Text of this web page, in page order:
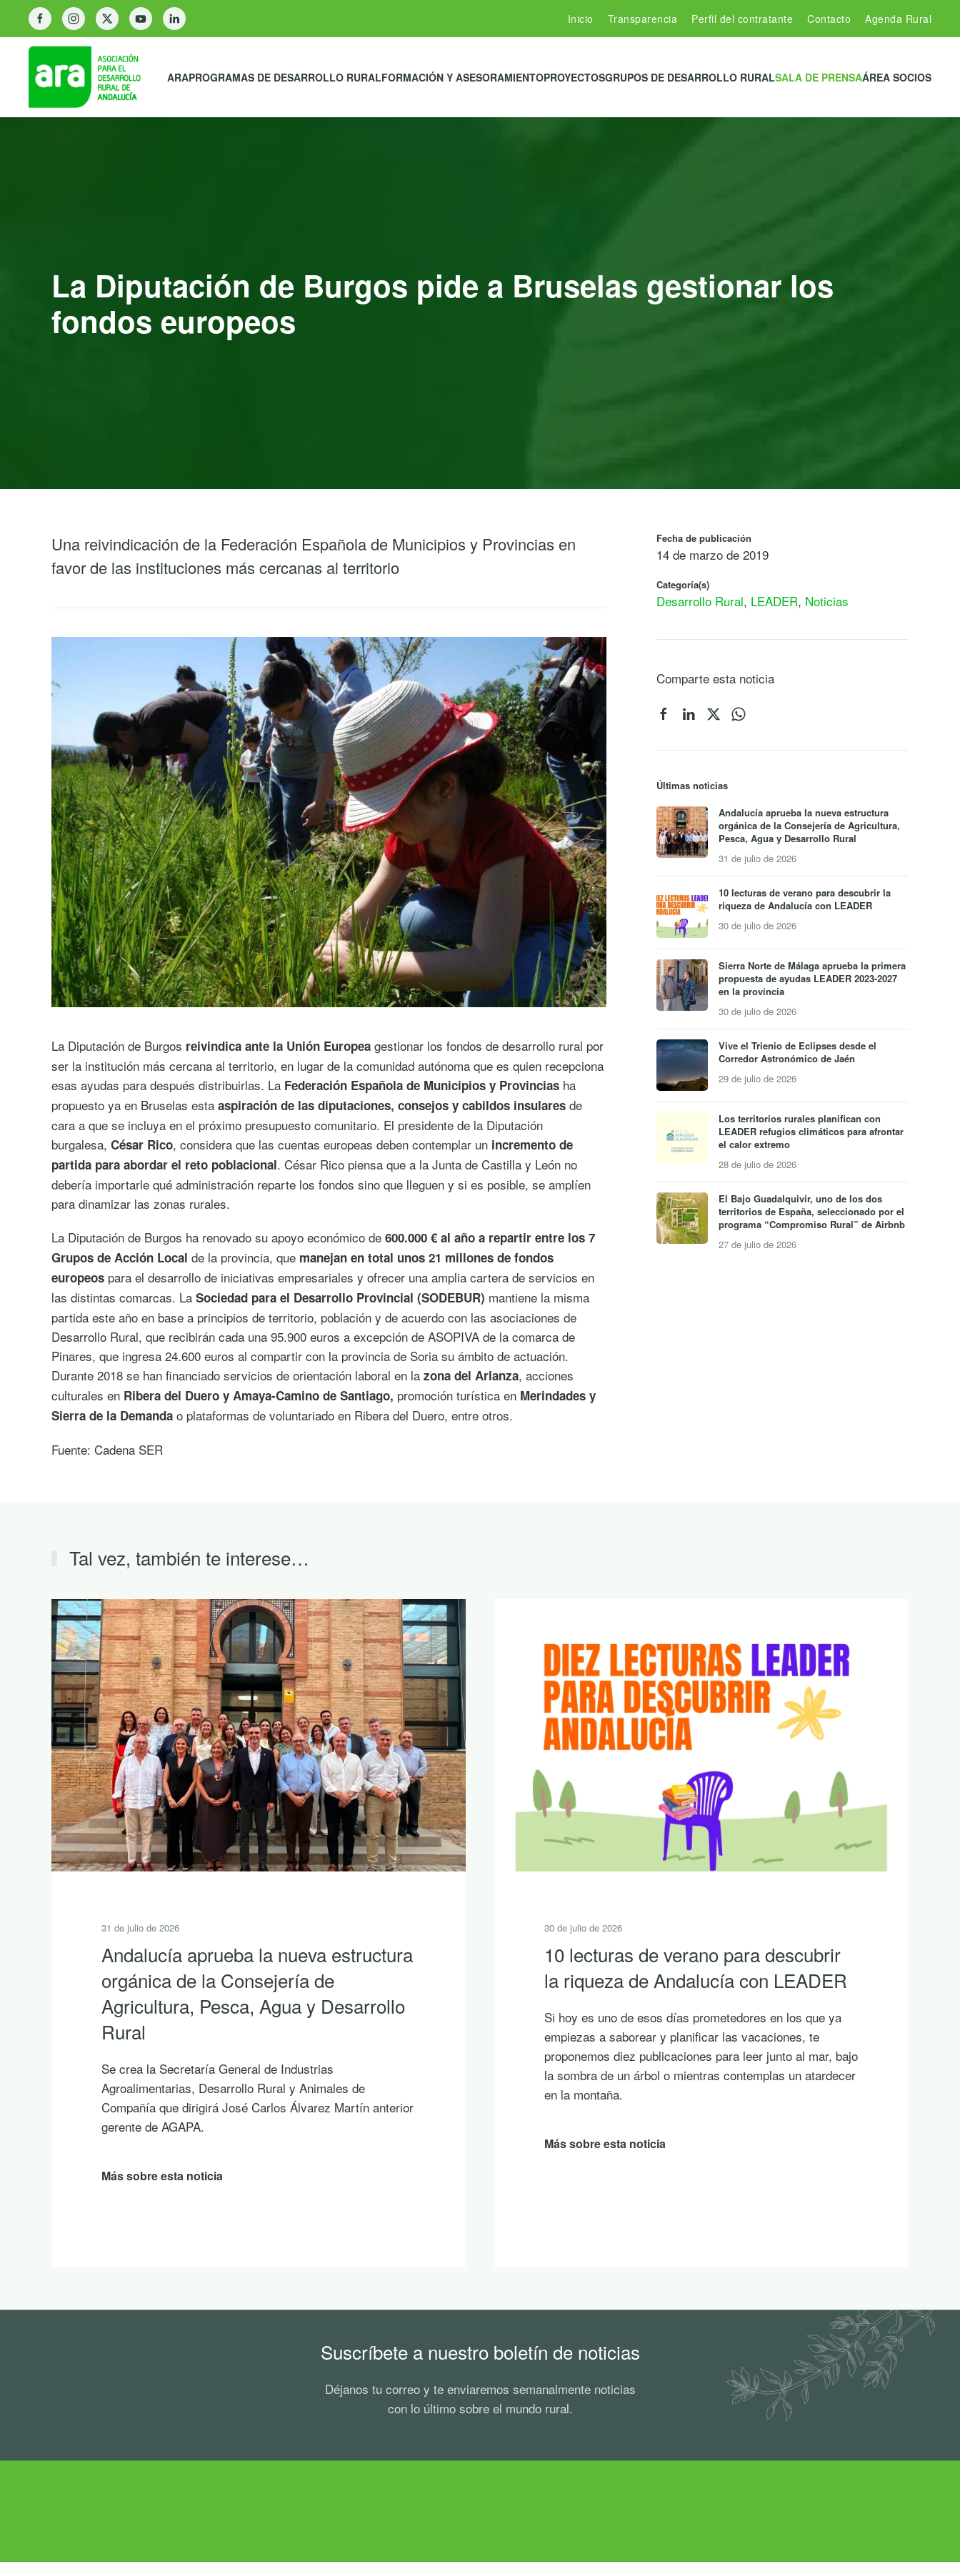
Inicio Transparencia Perfil del contratante Contacto Agenda Rural
ARAPROGRAMAS DE DESARROLLO RURALFORMACIÓN Y ASESORAMIENTOPROYECTOSGRUPOS DE DESARROLLO RURALSALA DE PRENSAÁREA SOCIOS
La Diputación de Burgos pide a Bruselas gestionar los
fondos europeos
Una reivindicación de la Federación Española de Municipios y Provincias en
favor de las instituciones más cercanas al territorio
La Diputación de Burgos reivindica ante la Unión Europea gestionar los fondos de desarrollo rural por
ser la institución más cercana al territorio, en lugar de la comunidad autónoma que es quien recepciona
esas ayudas para después distribuirlas. La Federación Española de Municipios y Provincias ha
propuesto ya en Bruselas esta aspiración de las diputaciones, consejos y cabildos insulares de
cara a que se incluya en el próximo presupuesto comunitario. El presidente de la Diputación
burgalesa, César Rico, considera que las cuentas europeas deben contemplar un incremento de
partida para abordar el reto poblacional. César Rico piensa que a la Junta de Castilla y León no
debería importarle qué administración reparte los fondos sino que lleguen y si es posible, se amplíen
para dinamizar las zonas rurales.
La Diputación de Burgos ha renovado su apoyo económico de 600.000 € al año a repartir entre los 7
Grupos de Acción Local de la provincia, que manejan en total unos 21 millones de fondos
europeos para el desarrollo de iniciativas empresariales y ofrecer una amplia cartera de servicios en
las distintas comarcas. La Sociedad para el Desarrollo Provincial (SODEBUR) mantiene la misma
partida este año en base a principios de territorio, población y de acuerdo con las asociaciones de
Desarrollo Rural, que recibirán cada una 95.900 euros a excepción de ASOPIVA de la comarca de
Pinares, que ingresa 24.600 euros al compartir con la provincia de Soria su ámbito de actuación.
Durante 2018 se han financiado servicios de orientación laboral en la zona del Arlanza, acciones
culturales en Ribera del Duero y Amaya-Camino de Santiago, promoción turística en Merindades y
Sierra de la Demanda o plataformas de voluntariado en Ribera del Duero, entre otros.
Fuente: Cadena SER
Fecha de publicación
14 de marzo de 2019
Categoría(s)
Desarrollo Rural, LEADER, Noticias
Comparte esta noticia
Últimas noticias
Andalucía aprueba la nueva estructura
orgánica de la Consejería de Agricultura,
Pesca, Agua y Desarrollo Rural
31 de julio de 2026
10 lecturas de verano para descubrir la
riqueza de Andalucía con LEADER
30 de julio de 2026
Sierra Norte de Málaga aprueba la primera
propuesta de ayudas LEADER 2023-2027
en la provincia
30 de julio de 2026
Vive el Trienio de Eclipses desde el
Corredor Astronómico de Jaén
29 de julio de 2026
Los territorios rurales planifican con
LEADER refugios climáticos para afrontar
el calor extremo
28 de julio de 2026
El Bajo Guadalquivir, uno de los dos
territorios de España, seleccionado por el
programa “Compromiso Rural” de Airbnb
27 de julio de 2026
Tal vez, también te interese…
31 de julio de 2026
Andalucía aprueba la nueva estructura
orgánica de la Consejería de
Agricultura, Pesca, Agua y Desarrollo
Rural
Se crea la Secretaría General de Industrias
Agroalimentarias, Desarrollo Rural y Animales de
Compañía que dirigirá José Carlos Álvarez Martín anterior
gerente de AGAPA.
Más sobre esta noticia
30 de julio de 2026
10 lecturas de verano para descubrir
la riqueza de Andalucía con LEADER
Si hoy es uno de esos días prometedores en los que ya
empiezas a saborear y planificar las vacaciones, te
proponemos diez publicaciones para leer junto al mar, bajo
la sombra de un árbol o mientras contemplas un atardecer
en la montaña.
Más sobre esta noticia
Suscríbete a nuestro boletín de noticias
Déjanos tu correo y te enviaremos semanalmente noticias
con lo último sobre el mundo rural.